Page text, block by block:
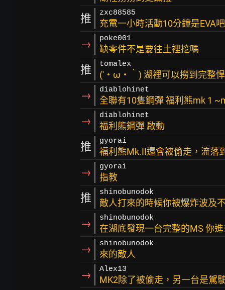
推 zxc88585
充電一小時活動10分鐘是EVA吧
→ poke001
缺零件不是要往土裡挖嗎
推 tomalex
(′・ω・‵) 湖裡可以撈到完整
→ diablohinet
全聯有10隻鋼彈 福利熊mk 1
→ diablohinet
福利熊鋼彈 啟動
推 gyorai
福利熊Mk.II還會被偷走，流落
→ gyorai
指教
推 shinobunodok
敵人打來的時候你被爆炸波及
→ shinobunodok
在湖底發現一台完整的MS 你
→ shinobunodok
來的敵人
→ Alex13
MK2除了被偷走，另一台是駕